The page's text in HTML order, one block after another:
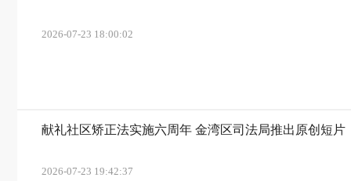
2026-07-23 18:00:02
献礼社区矫正法实施六周年 金湾区司法局推出原创短片
2026-07-23 19:42:37